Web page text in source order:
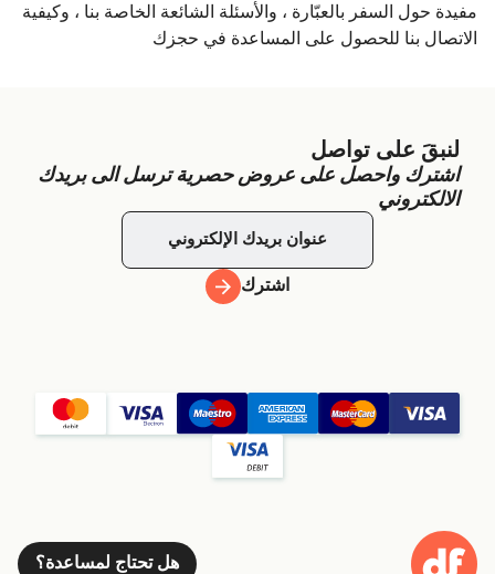
مفيدة حول السفر بالعبّارة ، والأسئلة الشائعة الخاصة بنا ، وكيفية
الاتصال بنا للحصول على المساعدة في حجزك
لنبقَ على تواصل
اشترك واحصل على عروض حصرية ترسل الى بريدك
الالكتروني
اشترك
هل تحتاج لمساعدة؟